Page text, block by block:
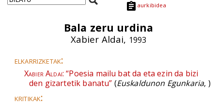
aurkibidea
Bala zeru urdina
Xabier Aldai, 1993
elkarrizketak:
Xabier Aldai: “Poesia mailu bat da eta ezin da bizi
den gizartetik banatu” (Euskaldunon Egunkaria, )
kritikak: